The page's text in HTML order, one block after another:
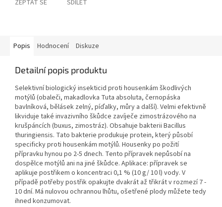
ZEPTAT SE SDÍLET
Popis Hodnocení Diskuze
Detailní popis produktu
Selektivní biologický insekticid proti housenkám škodlivých
motýlů (obaleči, makadlovka Tuta absoluta, černopáska
bavlníková, bělásek zelný, píďalky, můry a další). Velmi efektivně
likviduje také invazivního škůdce zavíječe zimostrázového na
krušpáncích (buxus, zimostráz). Obsahuje bakterii Bacillus
thuringiensis. Tato bakterie produkuje protein, který působí
specificky proti housenkám motýlů. Housenky po požití
přípravku hynou po 2-5 dnech. Tento přípravek nepůsobí na
dospělce motýlů ani na jiné škůdce. Aplikace: přípravek se
aplikuje postřikem o koncentraci 0,1 % (10 g/ 10 l) vody. V
případě potřeby postřik opakujte dvakrát až třikrát v rozmezí 7 -
10 dní. Má nulovou ochrannou lhůtu, ošetřené plody můžete tedy
ihned konzumovat.